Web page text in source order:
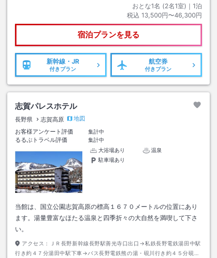
おとな1名 (2名1室)｜ 1泊
税込 13,500円〜46,300円
宿泊プランを見る
新幹線・JR
付きプラン
航空券
付きプラン
志賀パレスホテル
長野県 志賀高原
地図
お客様アンケート評価
集計中
るるぶトラベル評価
集計中
大浴場あり
温泉
駐車場あり
当館は、国立公園志賀高原の標高１６７０メートルの位置にあり
ます。湯量豊富なほたる温泉と四季折々の大自然を満喫して下さ
い。
アクセス：
ＪＲ長野新幹線長野駅善光寺口出口→私鉄長野電鉄湯田中駅
行き約４７分湯田中駅下車→バス長野電鉄熊の湯・硯川行き約４５分硯川